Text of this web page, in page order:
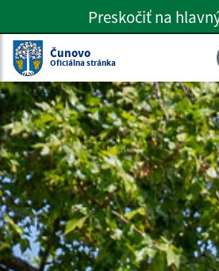
Preskočiť na
Preskočiť na
Čunovo
Oficiálna stránka